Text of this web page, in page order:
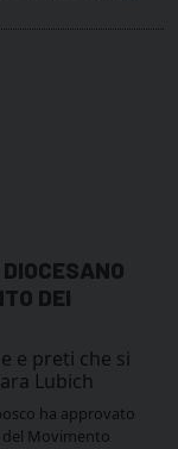
DEI
e preti che si
Lubich
ha approvato
del Movimento